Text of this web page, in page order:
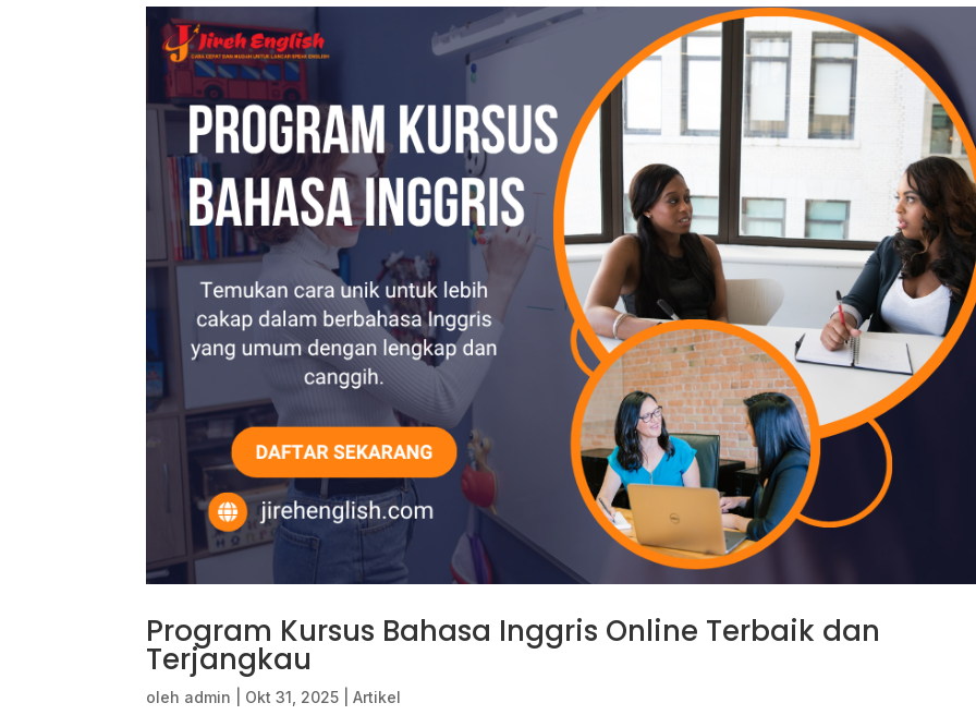
Program Kursus Bahasa Inggris Online Terbaik dan
Terjangkau
oleh admin Okt 31, 2025 |Artikel